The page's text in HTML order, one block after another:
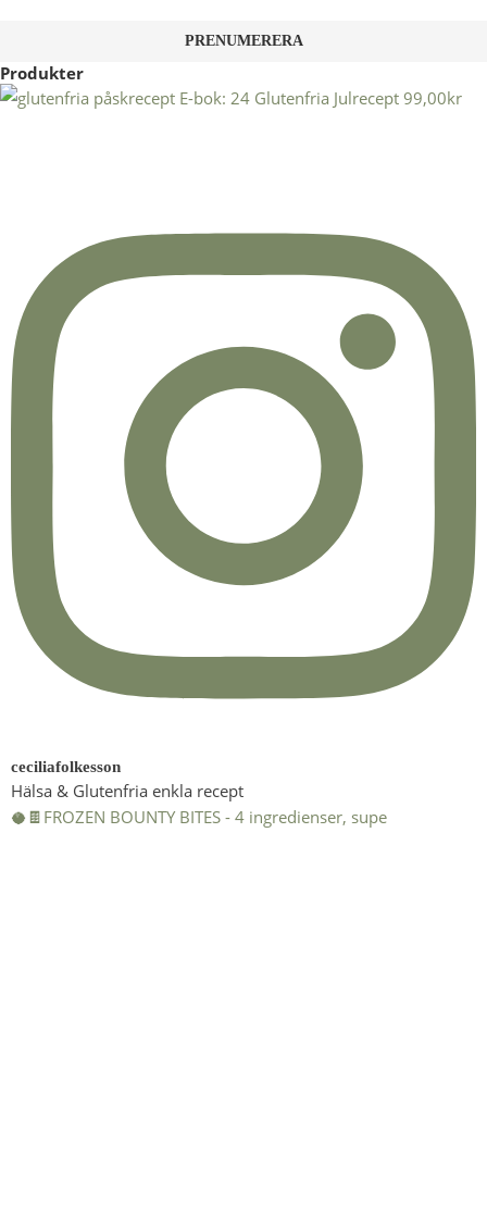
Produkter
E-bok: 24 Glutenfria Julrecept 99,00kr
ceciliafolkesson
Hälsa & Glutenfria enkla recept
🥥🍫FROZEN BOUNTY BITES - 4 ingredienser, supe